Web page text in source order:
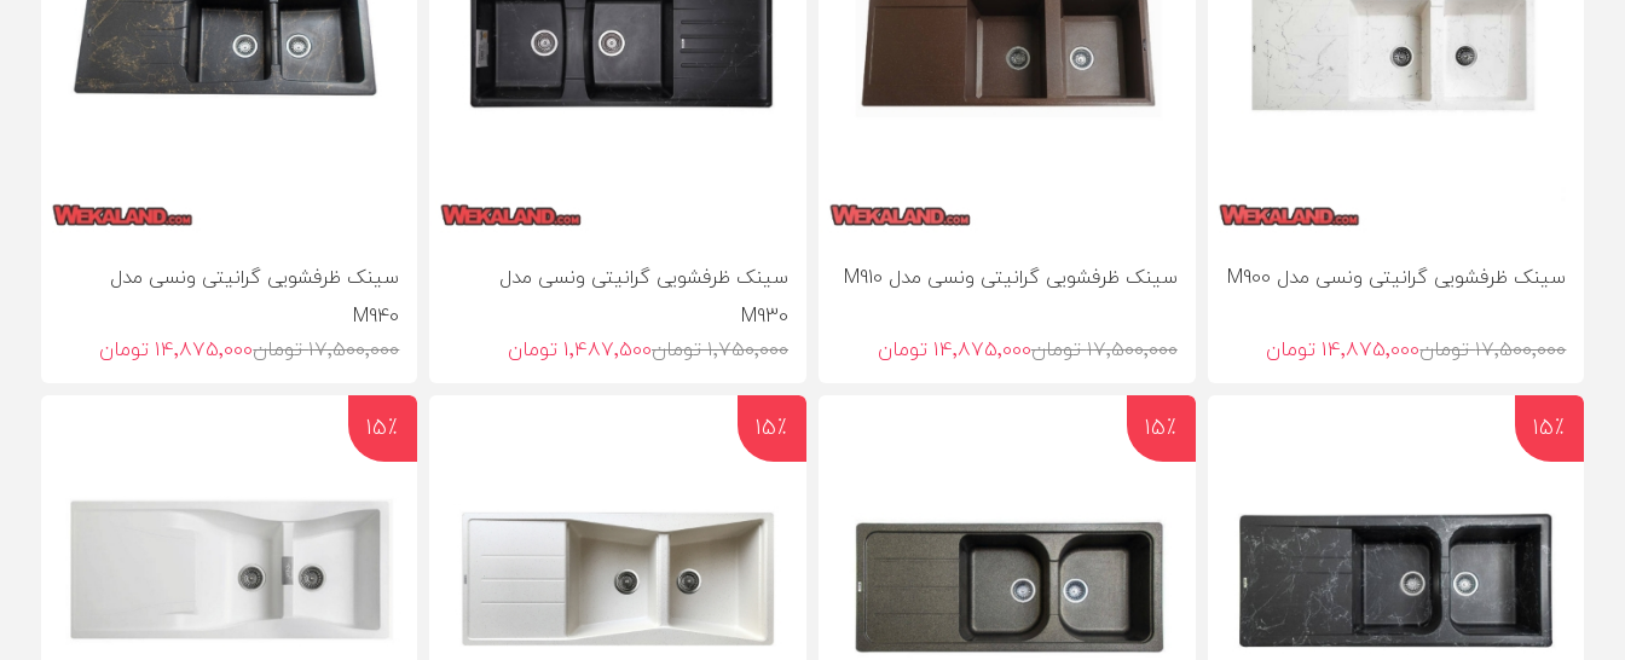
سینک ظرفشویی گرانیتی ونسی مدل M900
17٬500٬000 تومان 14٬875٬000 تومان
سینک ظرفشویی گرانیتی ونسی مدل M910
17٬500٬000 تومان 14٬875٬000 تومان
سینک ظرفشویی گرانیتی ونسی مدل
M930
1٬750٬000 تومان 1٬487٬500 تومان
سینک ظرفشویی گرانیتی ونسی مدل
M940
17٬500٬000 تومان 14٬875٬000 تومان
15٪ 15٪ 15٪ 15٪